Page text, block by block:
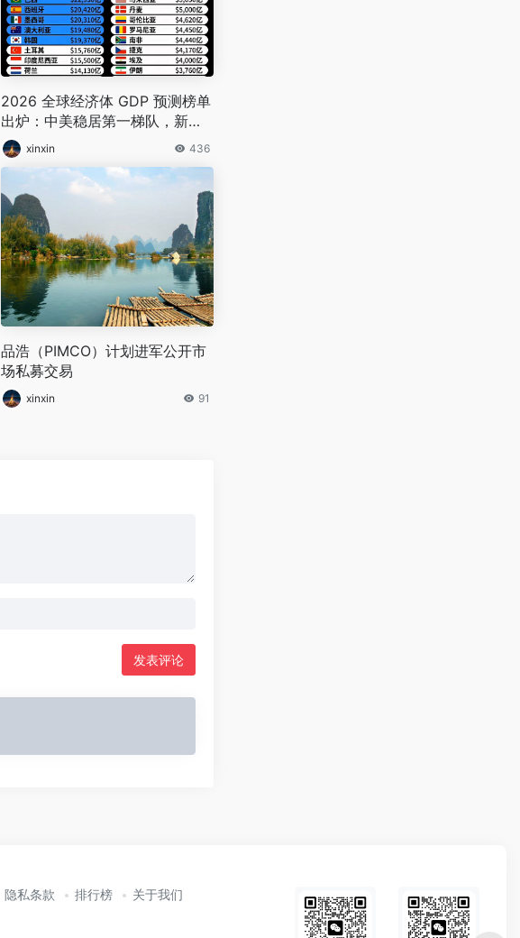
2026 全球经济体 GDP 预测榜单
出炉：中美稳居第一梯队，新兴
市场增长潜力凸显
xinxin 436
品浩（PIMCO）计划进军公开市
场私募交易
xinxin 91
发表评论
隐私条款 排行榜 关于我们